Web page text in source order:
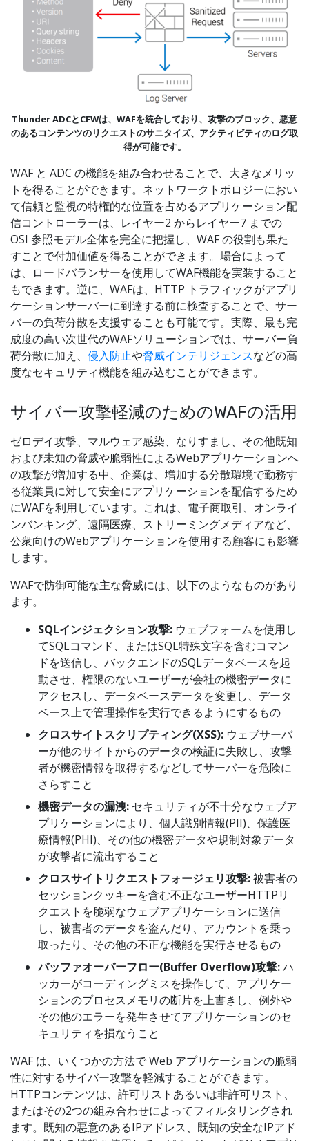
Thunder ADCとCFWは、WAFを統合しており、攻撃のブロック、悪意
のあるコンテンツのリクエストのサニタイズ、アクティビティのログ取
得が可能です。
WAF と ADC の機能を組み合わせることで、大きなメリッ
トを得ることができます。ネットワークトポロジーにおい
て信頼と監視の特権的な位置を占めるアプリケーション配
信コントローラーは、レイヤー2 からレイヤー7 までの
OSI 参照モデル全体を完全に把握し、WAF の役割も果た
すことで付加価値を得ることができます。場合によって
は、ロードバランサーを使用してWAF機能を実装すること
もできます。逆に、WAFは、HTTP トラフィックがアプリ
ケーションサーバーに到達する前に検査することで、サー
バーの負荷分散を支援することも可能です。実際、最も完
成度の高い次世代のWAFソリューションでは、サーバー負
荷分散に加え、 侵入防止や脅威インテリジェンスなどの高
度なセキュリティ機能を組み込むことができます。
サイバー攻撃軽減のためのWAFの活用
ゼロデイ攻撃、マルウェア感染、なりすまし、その他既知
および未知の脅威や脆弱性によるWebアプリケーションへ
の攻撃が増加する中、企業は、増加する分散環境で勤務す
る従業員に対して安全にアプリケーションを配信するため
にWAFを利用しています。これは、電子商取引、オンライ
ンバンキング、遠隔医療、ストリーミングメディアなど、
公衆向けのWebアプリケーションを使用する顧客にも影響
します。
WAFで防御可能な主な脅威には、以下のようなものがあり
ます。
SQLインジェクション攻撃: ウェブフォームを使用し
てSQLコマンド、またはSQL特殊文字を含むコマン
ドを送信し、バックエンドのSQLデータベースを起
動させ、権限のないユーザーが会社の機密データに
アクセスし、データベースデータを変更し、データ
ベース上で管理操作を実行できるようにするもの
クロスサイトスクリプティング(XSS): ウェブサーバ
ーが他のサイトからのデータの検証に失敗し、攻撃
者が機密情報を取得するなどしてサーバーを危険に
さらすこと
機密データの漏洩: セキュリティが不十分なウェブア
プリケーションにより、個人識別情報(PII)、保護医
療情報(PHI)、その他の機密データや規制対象データ
が攻撃者に流出すること
クロスサイトリクエストフォージェリ攻撃:被害者の
セッションクッキーを含む不正なユーザーHTTPリ
クエストを脆弱なウェブアプリケーションに送信
し、被害者のデータを盗んだり、アカウントを乗っ
取ったり、その他の不正な機能を実行させるもの
バッファオーバーフロー(Buffer Overflow)攻撃:ハ
ッカーがコーディングミスを操作して、アプリケー
ションのプロセスメモリの断片を上書きし、例外や
その他のエラーを発生させてアプリケーションのセ
キュリティを損なうこと
WAF は、いくつかの方法で Web アプリケーションの脆弱
性に対するサイバー攻撃を軽減することができます。
HTTPコンテンツは、許可リストあるいは非許可リスト、
またはその2つの組み合わせによってフィルタリングされ
ます。既知の悪意のあるIPアドレス、既知の安全なIPアド